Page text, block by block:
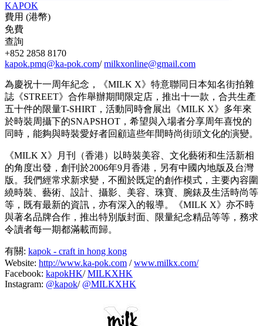
KAPOK
費用 (港幣)
免費
查詢
+852 2858 8170
kapok.pmq@ka-pok.com/milkxonline@gmail.com
為慶祝十一周年紀念，《MILK X》特意聯同日本知名街拍雜
誌《STREET》合作舉辦期間限定店，推出十一款，合共生產
五十件的限量T-SHIRT，活動同時會展出《MILK X》多年來
於時裝周攝下的SNAPSHOT，希望與入場者分享周年喜悅的
同時，能夠與時裝愛好者回顧這些年間時尚街頭文化的演變。
《MILK X》月刊（香港）以時裝美容、文化藝術和生活新相
的角度出發，創刊於2006年9月香港，另有中國內地版及台灣
版。我們經常求新求變，不囿於既定的創作模式，主要內容圍
繞時裝、藝術、設計、攝影、美容、珠寶、腕錶及生活時尚等
等，既有最新的資訊，亦有深入的報導。《MILK X》亦不時
與著名品牌合作，推出特別版封面、限量紀念精品等等，務求
令讀者每一期都滿載而歸。
有關: kapok - craft in hong kong
Website: http://www.ka-pok.com /www.milkx.com/
Facebook: kapokHK/MILKXHK
Instagram: @kapok/ @MILKXHK